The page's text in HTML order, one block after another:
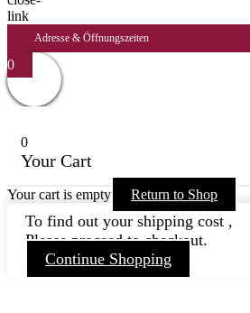
Adresse & Öffnungszeiten
0
0
Your Cart
Your cart is empty Return to Shop
To find out your shipping cost ,
Please proceed to checkout.
Continue Shopping